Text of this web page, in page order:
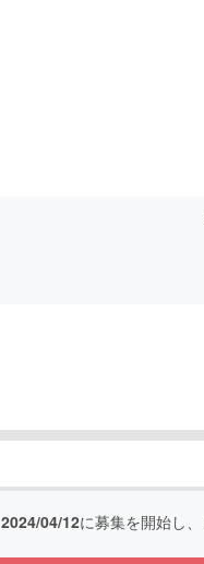
2024/04/12に募集を開始し、